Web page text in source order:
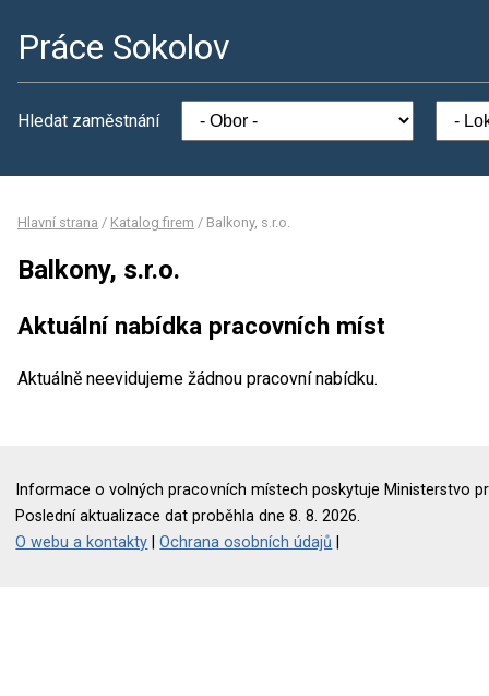
Práce Sokolov
Hledat zaměstnání
Hlavní strana / Katalog firem / Balkony, s.r.o.
Balkony, s.r.o.
Aktuální nabídka pracovních míst
Aktuálně neevidujeme žádnou pracovní nabídku.
Informace o volných pracovních místech poskytuje Ministerstvo
Poslední aktualizace dat proběhla dne 8. 8. 2026.
O webu a kontakty |Ochrana osobních údajů